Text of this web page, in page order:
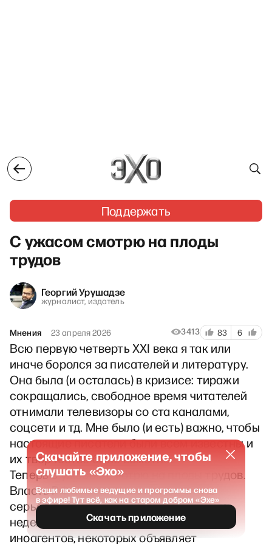
Поддержать
С ужасом смотрю на плоды
трудов
Георгий Урушадзе
журналист, издатель
Мнения 23 апреля 2026 3413 83 6
Всю первую четверть XXI века я так или
иначе боролся за писателей и литературу.
Она была (и осталась) в кризисе: тиражи
сокращались, свободное время читателей
отнимали телевизоры со ста каналами,
соцсети и тд. Мне было (и есть) важно, чтобы
настоящие писатели были всем известны и
их творчество было заметно.
Теперь с ужасом смотрю на плоды трудов.
Власть РФ к книгам относится очень
серьёзно, боится их, чуть ли не каждую
неделю вносит писателей в список
иноагентов, некоторых объявляет
Скачайте приложение, чтобы
слушать «Эхо»
Ваши любимые ведущие и программы снова
в эфире! Тут всё, как на старом добром «Эхе»
Скачать приложение